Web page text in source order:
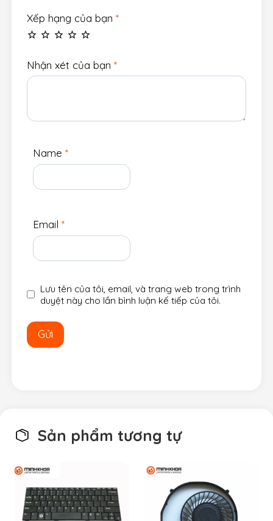
Xếp hạng của bạn *
Nhận xét của bạn *
Name *
Email *
Lưu tên của tôi, email, và trang web trong trình
duyệt này cho lần bình luận kế tiếp của tôi.
Sản phẩm tương tự